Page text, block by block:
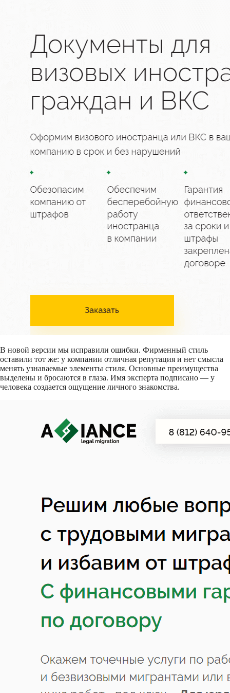
В новой версии мы исправили ошибки. Фирменный стиль
оставили тот же: у компании отличная репутация и нет смысла
менять узнаваемые элементы стиля. Основные преимущества
выделены и бросаются в глаза. Имя эксперта подписано — у
человека создается ощущение личного знакомства.